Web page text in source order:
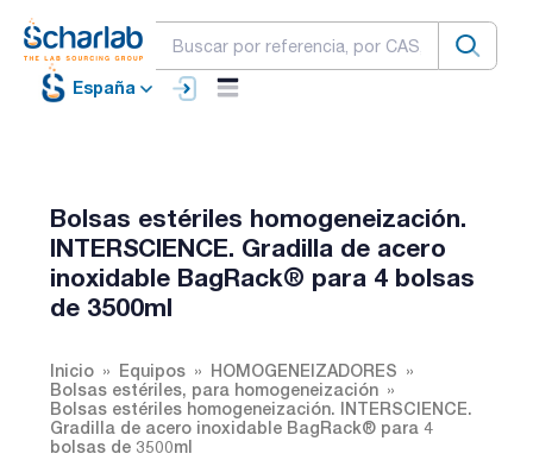
España
Bolsas estériles homogeneización.
INTERSCIENCE. Gradilla de acero
inoxidable BagRack® para 4 bolsas
de 3500ml
Inicio Equipos
HOMOGENEIZADORES
Bolsas estériles, para homogeneización
Bolsas estériles homogeneización. INTERSCIENCE.
Gradilla de acero inoxidable BagRack® para 4
bolsas de 3500ml